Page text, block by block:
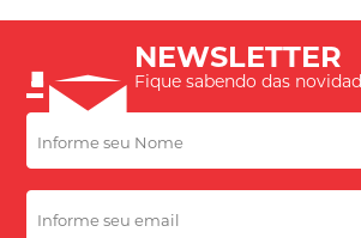
NEWSLETTER
Fique sabendo das